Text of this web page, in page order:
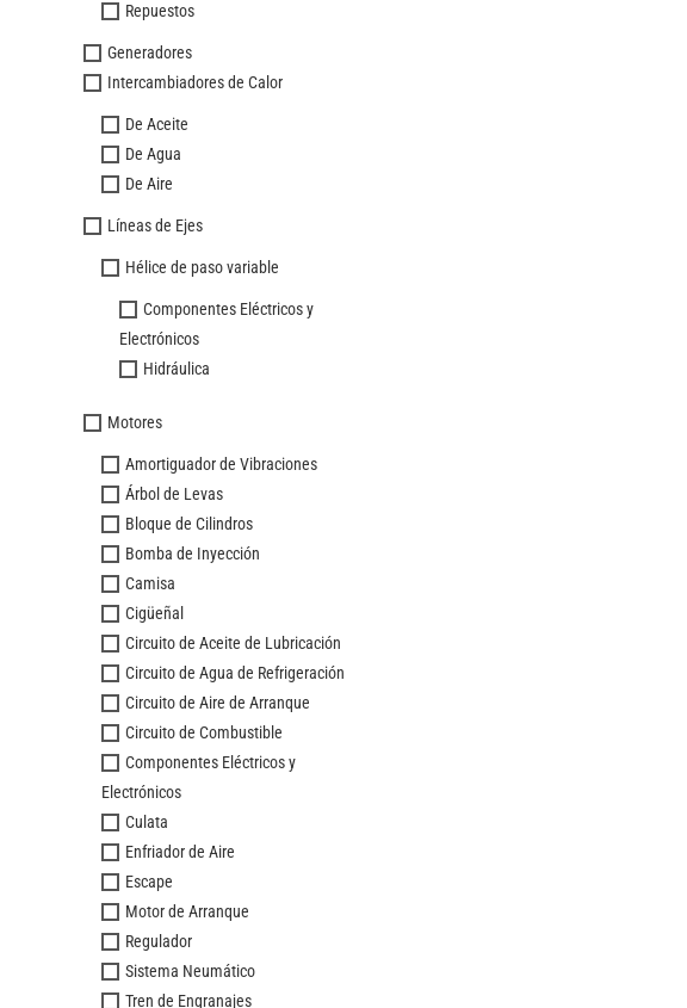
Repuestos
Generadores
Intercambiadores de Calor
De Aceite
De Agua
De Aire
Líneas de Ejes
Hélice de paso variable
Componentes Eléctricos y
Electrónicos
Hidráulica
Motores
Amortiguador de Vibraciones
Árbol de Levas
Bloque de Cilindros
Bomba de Inyección
Camisa
Cigüeñal
Circuito de Aceite de Lubricación
Circuito de Agua de Refrigeración
Circuito de Aire de Arranque
Circuito de Combustible
Componentes Eléctricos y
Electrónicos
Culata
Enfriador de Aire
Escape
Motor de Arranque
Regulador
Sistema Neumático
Tren de Engranajes